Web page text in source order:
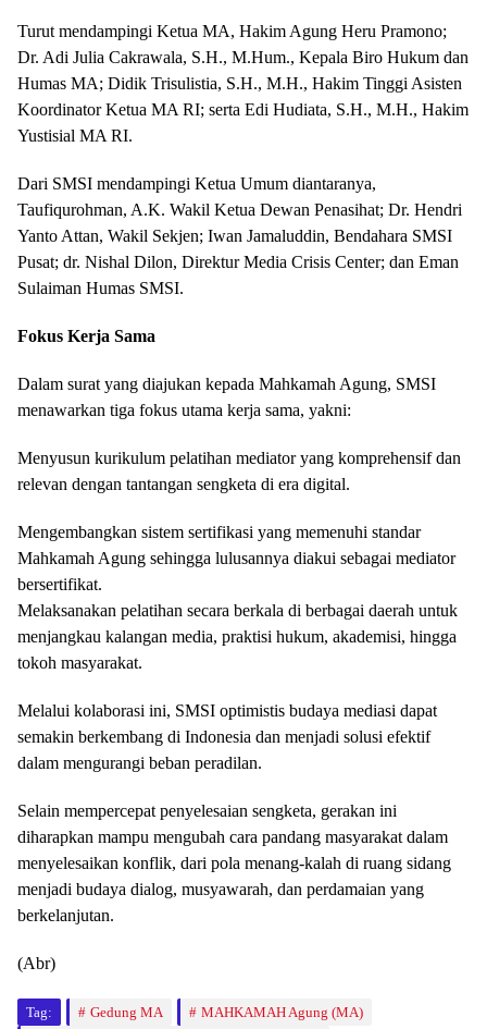
Turut mendampingi Ketua MA, Hakim Agung Heru Pramono;
Dr. Adi Julia Cakrawala, S.H., M.Hum., Kepala Biro Hukum dan
Humas MA; Didik Trisulistia, S.H., M.H., Hakim Tinggi Asisten
Koordinator Ketua MA RI; serta Edi Hudiata, S.H., M.H., Hakim
Yustisial MA RI.
Dari SMSI mendampingi Ketua Umum diantaranya,
Taufiqurohman, A.K. Wakil Ketua Dewan Penasihat; Dr. Hendri
Yanto Attan, Wakil Sekjen; Iwan Jamaluddin, Bendahara SMSI
Pusat; dr. Nishal Dilon, Direktur Media Crisis Center; dan Eman
Sulaiman Humas SMSI.
Fokus Kerja Sama
Dalam surat yang diajukan kepada Mahkamah Agung, SMSI
menawarkan tiga fokus utama kerja sama, yakni:
Menyusun kurikulum pelatihan mediator yang komprehensif dan
relevan dengan tantangan sengketa di era digital.
Mengembangkan sistem sertifikasi yang memenuhi standar
Mahkamah Agung sehingga lulusannya diakui sebagai mediator
bersertifikat.
Melaksanakan pelatihan secara berkala di berbagai daerah untuk
menjangkau kalangan media, praktisi hukum, akademisi, hingga
tokoh masyarakat.
Melalui kolaborasi ini, SMSI optimistis budaya mediasi dapat
semakin berkembang di Indonesia dan menjadi solusi efektif
dalam mengurangi beban peradilan.
Selain mempercepat penyelesaian sengketa, gerakan ini
diharapkan mampu mengubah cara pandang masyarakat dalam
menyelesaikan konflik, dari pola menang-kalah di ruang sidang
menjadi budaya dialog, musyawarah, dan perdamaian yang
berkelanjutan.
(Abr)
Tag: Gedung MA MAHKAMAH Agung (MA)